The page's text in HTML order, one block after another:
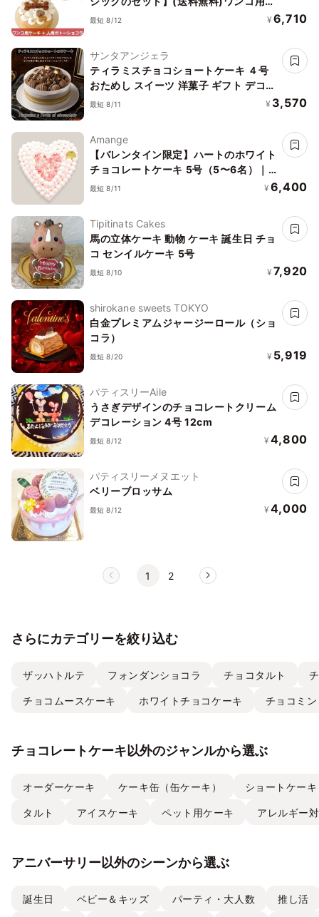
ーキと人用ケーキのセットです
最短 8/12 ¥ 6,710
サンタアンジェラ
ティラミスチョコショートケーキ ４号
おためし スイーツ 洋菓子 ギフト デコレ
ーションケーキ
最短 8/11 ¥ 3,570
Amange
【バレンタイン限定】ハートのホワイト
チョコレートケーキ 5号（5〜6名）｜
ベリー香るご褒美ショコラ
最短 8/11 ¥ 6,400
Tipitinats Cakes
馬の立体ケーキ 動物 ケーキ 誕生日 チョ
コ センイルケーキ 5号
最短 8/10 ¥ 7,920
shirokane sweets TOKYO
白金プレミアムジャージーロール（ショ
コラ）
最短 8/20 ¥ 5,919
パティスリーAile
うさぎデザインのチョコレートクリーム
デコレーション 4号 12cm
最短 8/12 ¥ 4,800
パティスリーメヌエット
ベリーブロッサム
最短 8/12 ¥ 4,000
1 2
さらにカテゴリーを絞り込む
ザッハトルテ フォンダンショコラ チョコタルト
チョコムースケーキ ホワイトチョコケーキ チョコミ
チョコレートケーキ以外のジャンルから選ぶ
オーダーケーキ ケーキ缶（缶ケーキ） ショートケー
タルト アイスケーキ ペット用ケーキ アレルギー
アニバーサリー以外のシーンから選ぶ
誕生日 ベビー＆キッズ パーティ・大人数 推し活